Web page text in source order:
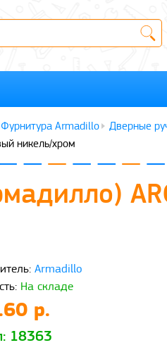
Фурнитура Armadillo
Дверные
никель/хром
Armadillo
На складе
р.
18363